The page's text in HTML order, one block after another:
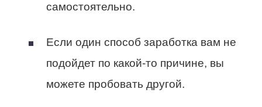
самостоятельно.
Если один способ заработка вам не
подойдет по какой-то причине, вы
можете пробовать другой.